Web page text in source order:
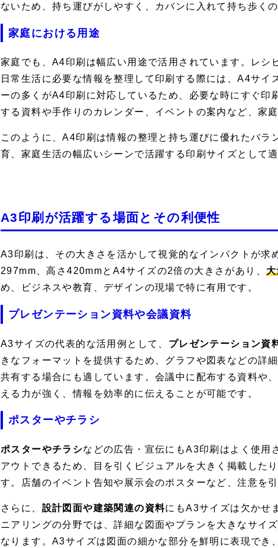
ないため、持ち運びがしやすく、カバンに入れて持ち歩くの
家庭における用途
家庭でも、A4印刷は幅広い用途で活用されています。レシ
日常生活に必要な情報を整理して印刷する際には、A4サイ
ーの多くがA4印刷に対応しているため、必要な時にすぐ印
する資料や手作りのカレンダー、イベントの案内など、家
このように、A4印刷は情報の整理と持ち運びに優れたバラ
育、家庭生活の幅広いシーンで活躍する印刷サイズとして適
A3印刷が活躍する場面とその利便性
A3印刷は、その大きさを活かして視覚的なインパクトが求
297mm、高さ420mmとA4サイズの2倍の大きさがあり、
め、ビジネスや教育、デザインの現場で特に有用です。
プレゼンテーション資料や会議資料
A3サイズの代表的な活用例として、 プレゼンテーション資
きなフォーマットを提供するため、グラフや図表などの詳
共有する場合にも適しています。会議中に配布する資料や
える力が強く、情報を効率的に伝えることが可能です。
ポスターやチラシ
ポスターやチラシなどの広告・宣伝にもA3印刷はよく使用
アウトできるため、目を引くビジュアルを大きく掲載した
す。店舗のイベント告知や展示会のポスターなど、注意を
さらに、 設計図面や建築関連の資料にもA3サイズは欠かせ
ニアリングの分野では、詳細な図面やプランを大きなサイ
なります。A3サイズは図面の細かな部分を鮮明に表現でき